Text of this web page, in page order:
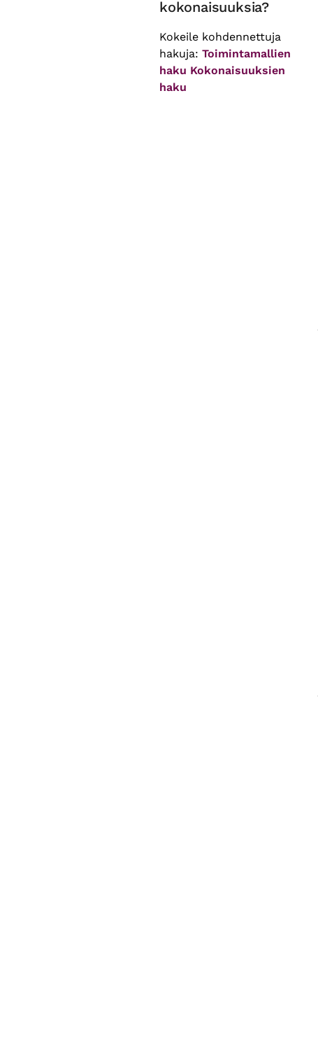
kokonaisuuksia?
Kokeile kohdennettuja
hakuja: Toimintamallien
haku Kokonaisuuksien
haku